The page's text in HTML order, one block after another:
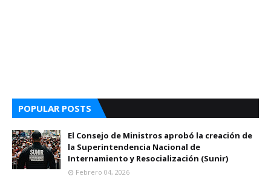
POPULAR POSTS
El Consejo de Ministros aprobó la creación de
la Superintendencia Nacional de
Internamiento y Resocialización (Sunir)
Febrero 04, 2026